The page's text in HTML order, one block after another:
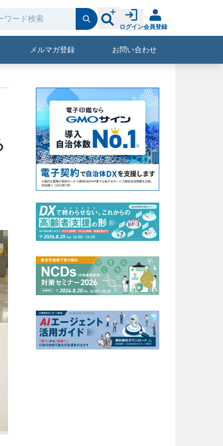
ログイン会員登録
メルマガ登録 お問い合わせ